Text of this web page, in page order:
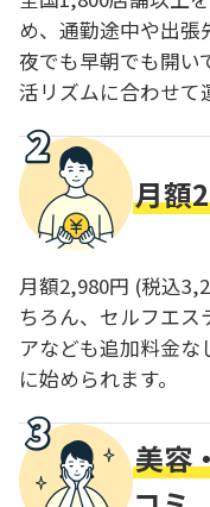
め、通勤途中や出
夜でも早朝でも開い
活リズムに合わせて
月額
月額2,980円 (税込
ちろん、セルフエス
アなども追加料金
に始められます。
美容